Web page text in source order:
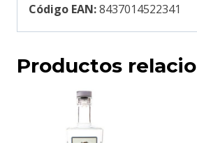
Código EAN:8437014522341
Productos